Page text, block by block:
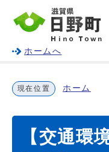
ホームへ
現在位置 ホーム
【交通環